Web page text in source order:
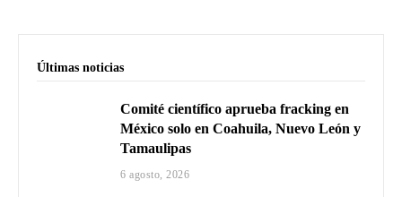
Últimas noticias
Comité científico aprueba fracking en
México solo en Coahuila, Nuevo León y
Tamaulipas
6 agosto, 2026